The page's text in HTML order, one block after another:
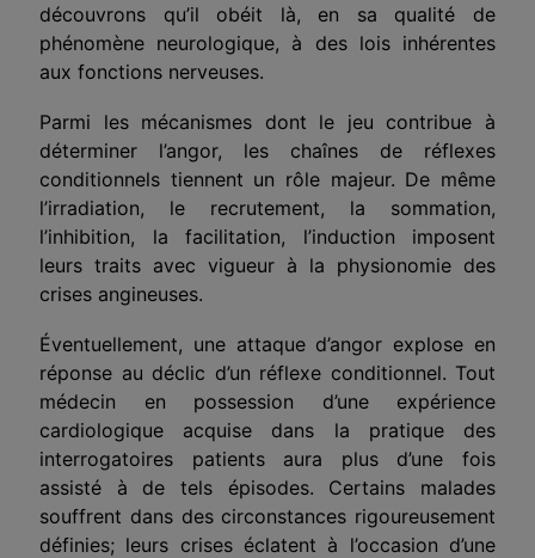
découvrons qu’il obéit là, en sa qualité de
phénomène neurologique, à des lois inhérentes
aux fonctions nerveuses.
Parmi les mécanismes dont le jeu contribue à
déterminer l’angor, les chaînes de réflexes
conditionnels tiennent un rôle majeur. De même
l’irradiation, le recrutement, la sommation,
l’inhibition, la facilitation, l’induction imposent
leurs traits avec vigueur à la physionomie des
crises angineuses.
Éventuellement, une attaque d’angor explose en
réponse au déclic d’un réflexe conditionnel. Tout
médecin en possession d’une expérience
cardiologique acquise dans la pratique des
interrogatoires patients aura plus d’une fois
assisté à de tels épisodes. Certains malades
souffrent dans des circonstances rigoureusement
définies; leurs crises éclatent à l’occasion d’une